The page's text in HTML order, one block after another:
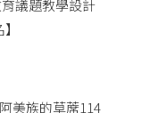
育議題教學設計
美族的草蓆114